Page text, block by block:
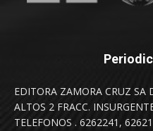
EDITORA ZAMORA CRUZ SA
ALTOS 2 FRACC.
TELEFONOS . 6262241,